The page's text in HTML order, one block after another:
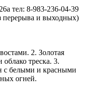
тел: 8-983-236-04-39
перерыва и выходных)
2. Золотая
треска. 3.
с белыми и красными
огней.